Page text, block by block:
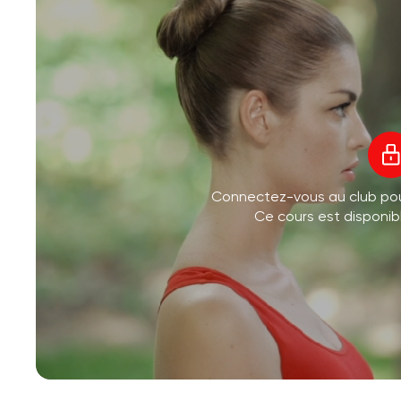
Connectez-vous au club
Ce cours est